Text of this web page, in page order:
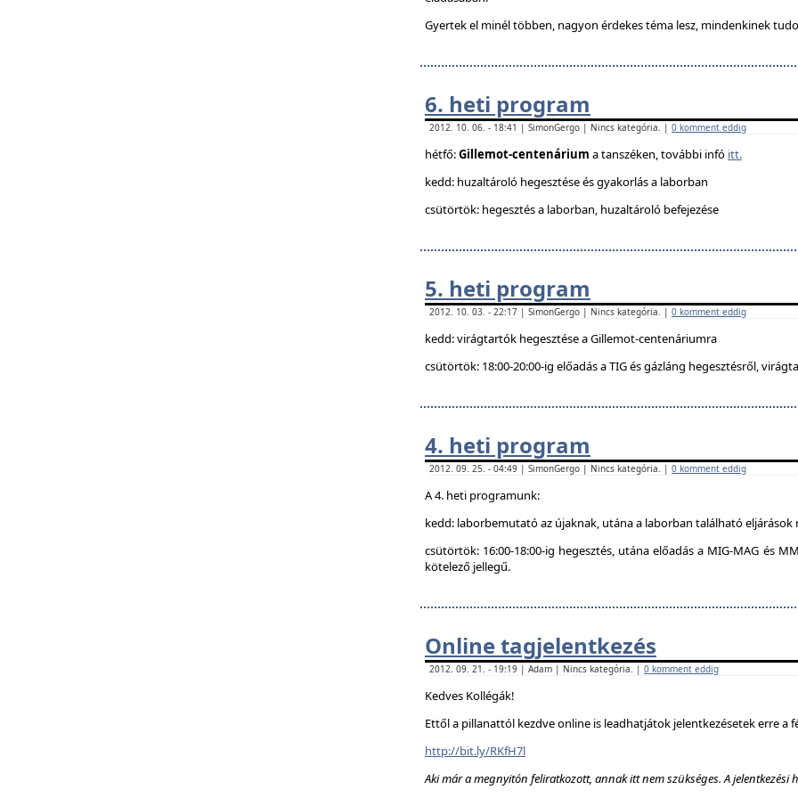
Gyertek el minél többen, nagyon érdekes téma lesz, mindenkinek
6. heti program
2012. 10. 06. - 18:41 | SimonGergo | Nincs kategória. | 0 komment eddig
hétfő:Gillemot-centenárium a tanszéken, további infó itt.
kedd: huzaltároló hegesztése és gyakorlás a laborban
csütörtök: hegesztés a laborban, huzaltároló befejezése
5. heti program
2012. 10. 03. - 22:17 | SimonGergo | Nincs kategória. | 0 komment eddig
kedd: virágtartók hegesztése a Gillemot-centenáriumra
csütörtök: 18:00-20:00-ig előadás a TIG és gázláng hegesztésről,
4. heti program
2012. 09. 25. - 04:49 | SimonGergo | Nincs kategória. | 0 komment eddig
A 4. heti programunk:
kedd: laborbemutató az újaknak, utána a laborban található
csütörtök: 16:00-18:00-ig hegesztés, utána előadás a MIG-MAG és
kötelező jellegű.
Online tagjelentkezés
2012. 09. 21. - 19:19 | Adam | Nincs kategória. | 0 komment eddig
Kedves Kollégák!
Ettől a pillanattól kezdve online is leadhatjátok jelentkezésetek erre a
http://bit.ly/RKfH7l
Aki már a megnyitón feliratkozott, annak itt nem szükséges. A jelentkezési